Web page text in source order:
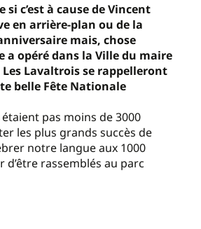
c’est à cause de Vincent
en arrière-plan ou de la
mais, chose
a opéré dans la Ville du maire
Lavaltrois se rappelleront
belle Fête Nationale
pas moins de 3000
les plus grands succès de
notre langue aux 1000
d’être rassemblés au parc